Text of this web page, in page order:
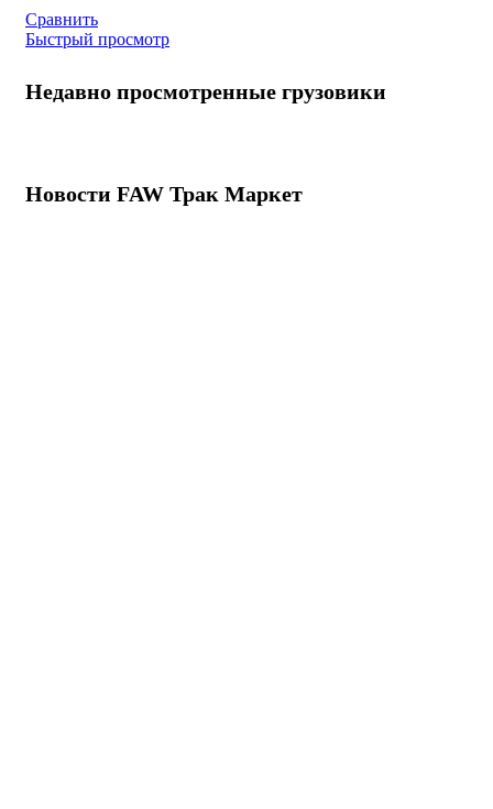
Сравнить
Быстрый просмотр
Недавно просмотренные грузовики
Новости FAW Трак Маркет